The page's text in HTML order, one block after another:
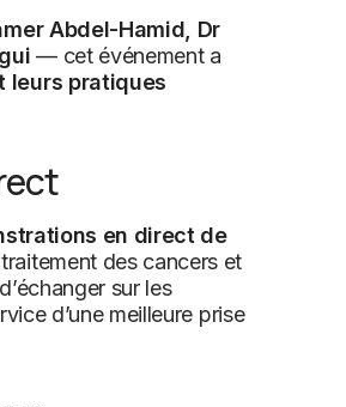
Abdel-Hamid, Dr
— cet événement a
leurs pratiques
en direct de
des cancers et
sur les
d’une meilleure prise